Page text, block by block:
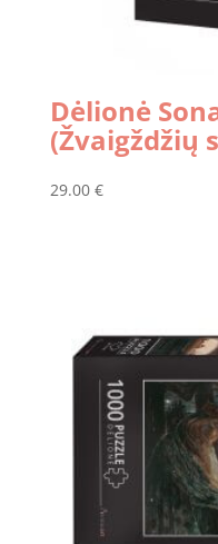
Dėlionė
(Žvaigždžių
29.00 €